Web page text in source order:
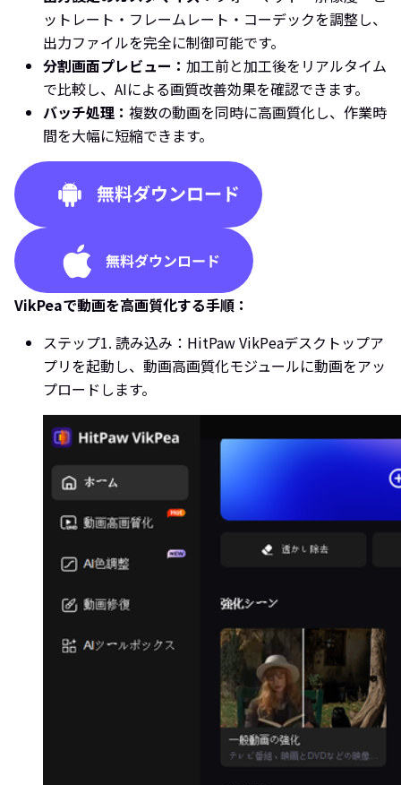
ットレート・フレームレート・コーデックを調整し、
出力ファイルを完全に制御可能です。
分割画面プレビュー： 加工前と加工後をリアルタイム
で比較し、AIによる画質改善効果を確認できます。
バッチ処理： 複数の動画を同時に高画質化し、作業時
間を大幅に短縮できます。
VikPeaで動画を高画質化する手順：
ステップ1. 読み込み： HitPaw VikPeaデスクトップア
プリを起動し、動画高画質化モジュールに動画をアッ
プロードします。